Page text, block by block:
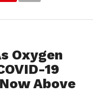
Oxygen
19
Above